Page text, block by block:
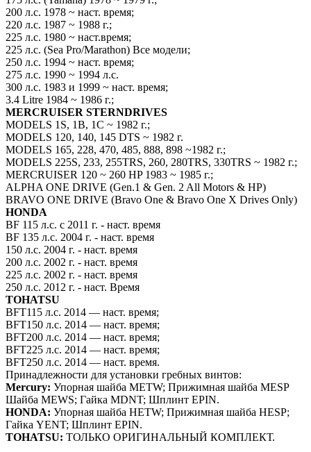
200 л.с. 1978 ~ наст. время;
220 л.с. 1987 ~ 1988 г.;
225 л.с. 1980 ~ наст.время;
225 л.с. (Sea Pro/Marathon) Все модели;
250 л.с. 1994 ~ наст. время;
275 л.с. 1990 ~ 1994 л.с.
300 л.с. 1983 и 1999 ~ наст. время;
3.4 Litre 1984 ~ 1986 г.;
MERCRUISER STERNDRIVES
MODELS 1S, 1B, 1C ~ 1982 г.;
MODELS 120, 140, 145 DTS ~ 1982 г.
MODELS 165, 228, 470, 485, 888, 898 ~1982 г.;
MODELS 225S, 233, 255TRS, 260, 280TRS, 330TRS ~ 1982 г.;
MERCRUISER 120 ~ 260 HP 1983 ~ 1985 г.;
ALPHA ONE DRIVE (Gen.1 & Gen. 2 All Motors & HP)
BRAVO ONE DRIVE (Bravo One & Bravo One X Drives Only)
HONDA
BF 115 л.с. с 2011 г. - наст. время
BF 135 л.с. 2004 г. - наст. время
150 л.с. 2004 г. - наст. время
200 л.с. 2002 г. - наст. время
225 л.с. 2002 г. - наст. время
250 л.с. 2012 г. - наст. Время
TOHATSU
BFT115 л.с. 2014 — наст. время;
BFT150 л.с. 2014 — наст. время;
BFT200 л.с. 2014 — наст. время;
BFT225 л.с. 2014 — наст. время;
BFT250 л.с. 2014 — наст. время.
Принадлежности для установки гребных винтов:
Mercury: Упорная шайба METW; Прижимная шайба MESP
Шайба MEWS; Гайка MDNT; Шплинт EPIN.
HONDA: Упорная шайба HETW; Прижимная шайба HESP;
Гайка YENT; Шплинт EPIN.
TOHATSU: ТОЛЬКО ОРИГИНАЛЬНЫЙ КОМПЛЕКТ.